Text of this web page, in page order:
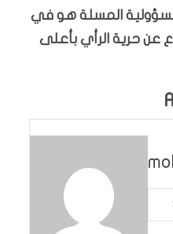
المسلة هو في
عن حرية الرأي بأعلى